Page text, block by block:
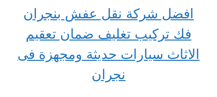
افضل شركة نقل عفش بنجران
فك تركيب تغليف ضمان تعقيم
الاثاث سيارات حديثة ومجهزة فى
نجران